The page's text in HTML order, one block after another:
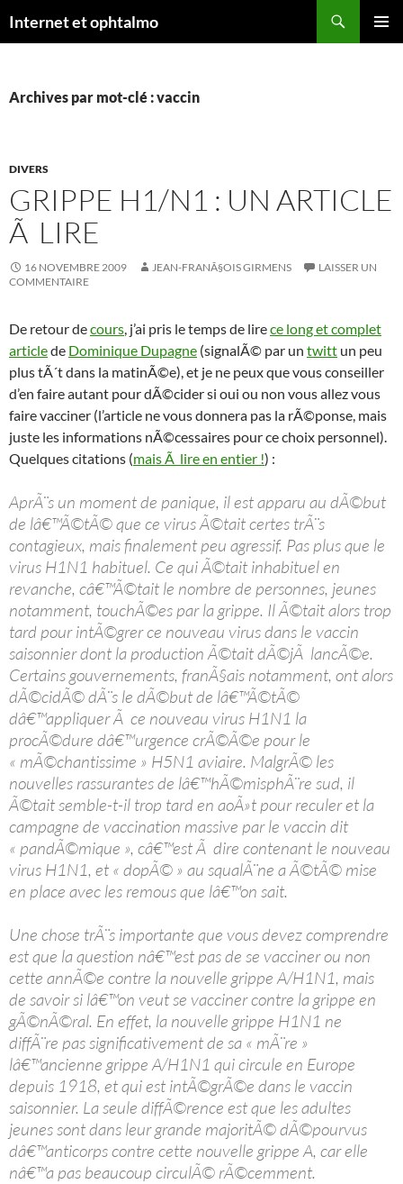
auInternet et ophtalmo
Archives par mot-clé : vaccin
DIVERS
GRIPPE H1/N1 : UN ARTICLE
Ã LIRE
16 NOVEMBRE 2009 JEAN-FRANÃ§OIS GIRMENS
LAISSER UN
COMMENTAIRE
De retour decours, j’ai pris le temps de lirece long et complet
articlede Dominique Dupagne (signalÃ© par un twitt un peu
plus tÃ´t dans la matinÃ©e), et je ne peux que vous conseiller
d’en faire autant pour dÃ©cider si oui ou non vous allez vous
faire vacciner (l’article ne vous donnera pas la rÃ©ponse, mais
juste les informations nÃ©cessaires pour ce choix personnel).
Quelques citations (mais Ã lire en entier !) :
AprÃ¨s un moment de panique, il est apparu au dÃ©but
de lâ€™Ã©tÃ© que ce virus Ã©tait certes trÃ¨s
contagieux, mais finalement peu agressif. Pas plus que le
virus H1N1 habituel. Ce qui Ã©tait inhabituel en
revanche, câ€™Ã©tait le nombre de personnes, jeunes
notamment, touchÃ©es par la grippe. Il Ã©tait alors trop
tard pour intÃ©grer ce nouveau virus dans le vaccin
saisonnier dont la production Ã©tait dÃ©jÃ lancÃ©e.
Certains gouvernements, franÃ§ais notamment, ont alors
dÃ©cidÃ© dÃ¨s le dÃ©but de lâ€™Ã©tÃ©
dâ€™appliquer Ã ce nouveau virus H1N1 la
procÃ©dure dâ€™urgence crÃ©Ã©e pour le
« mÃ©chantissime » H5N1 aviaire. MalgrÃ© les
nouvelles rassurantes de lâ€™hÃ©misphÃ¨re sud, il
Ã©tait semble-t-il trop tard en aoÃ»t pour reculer et la
campagne de vaccination massive par le vaccin dit
« pandÃ©mique », câ€™est Ã dire contenant le nouveau
virus H1N1, et « dopÃ© » au squalÃ¨ne a Ã©tÃ© mise
en place avec les remous que lâ€™on sait.
Une chose trÃ¨s importante que vous devez comprendre
est que la question nâ€™est pas de se vacciner ou non
cette annÃ©e contre la nouvelle grippe A/H1N1, mais
de savoir si lâ€™on veut se vacciner contre la grippe en
gÃ©nÃ©ral. En effet, la nouvelle grippe H1N1 ne
diffÃ¨re pas significativement de sa « mÃ¨re »
lâ€™ancienne grippe A/H1N1 qui circule en Europe
depuis 1918, et qui est intÃ©grÃ©e dans le vaccin
saisonnier. La seule diffÃ©rence est que les adultes
jeunes sont dans leur grande majoritÃ© dÃ©pourvus
dâ€™anticorps contre cette nouvelle grippe A, car elle
nâ€™a pas beaucoup circulÃ© rÃ©cemment.